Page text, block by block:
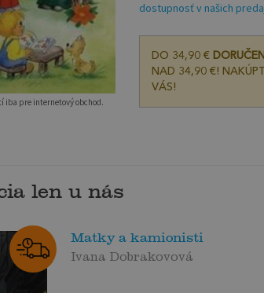
iba pre internetový obchod.
dostupnosť v našich
DO 34,90 €
NAD 34,90 €!
VÁS!
len u nás
Matky a kamionisti
Ivana Dobrakovová